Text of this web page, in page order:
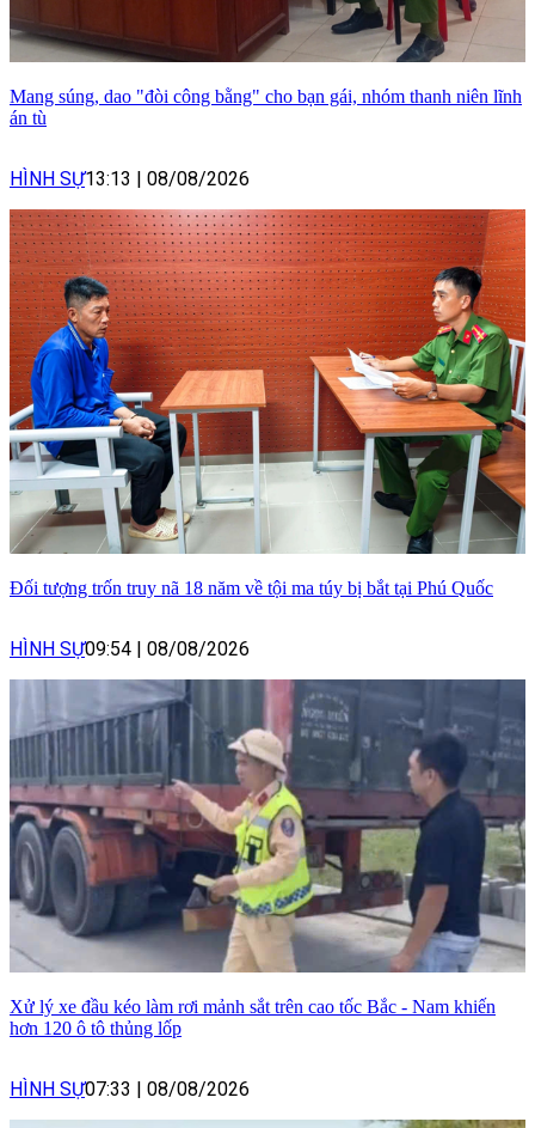
Mang súng, dao "đòi công bằng" cho bạn gái, nhóm thanh niên lĩnh
án tù
HÌNH SỰ13:13 | 08/08/2026
Đối tượng trốn truy nã 18 năm về tội ma túy bị bắt tại Phú Quốc
HÌNH SỰ09:54 | 08/08/2026
Xử lý xe đầu kéo làm rơi mảnh sắt trên cao tốc Bắc - Nam khiến
hơn 120 ô tô thủng lốp
HÌNH SỰ07:33 08/08/2026